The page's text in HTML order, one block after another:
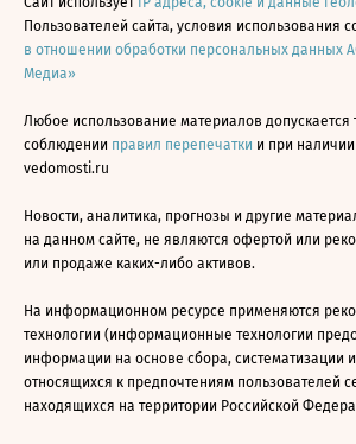
Пользователей сайта, условия использования
в отношении обработки персональных данных
Медиа»
Любое использование материалов допускается
соблюдении правил перепечатки и при
vedomosti.ru
Новости, аналитика, прогнозы и другие
на данном сайте, не являются офертой или
или продаже каких-либо активов.
На информационном ресурсе применяются
технологии (информационные технологии
информации на основе сбора, систематизации
относящихся к предпочтениям пользователей
находящихся на территории Российской